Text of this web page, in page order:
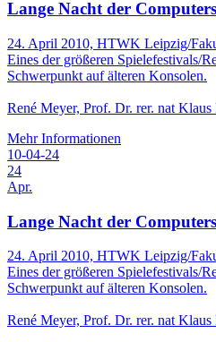
Lange Nacht der
24. April 2010, HTWK Leipzig/
Eines der größeren Spielefestivals/
Schwerpunkt auf älteren Konsolen.
René Meyer, Prof. Dr. rer. nat Klaus
Mehr Informationen
10-04-24
24
Apr.
Lange Nacht der
24. April 2010, HTWK Leipzig/
Eines der größeren Spielefestivals/
Schwerpunkt auf älteren Konsolen.
René Meyer, Prof. Dr. rer. nat Klaus